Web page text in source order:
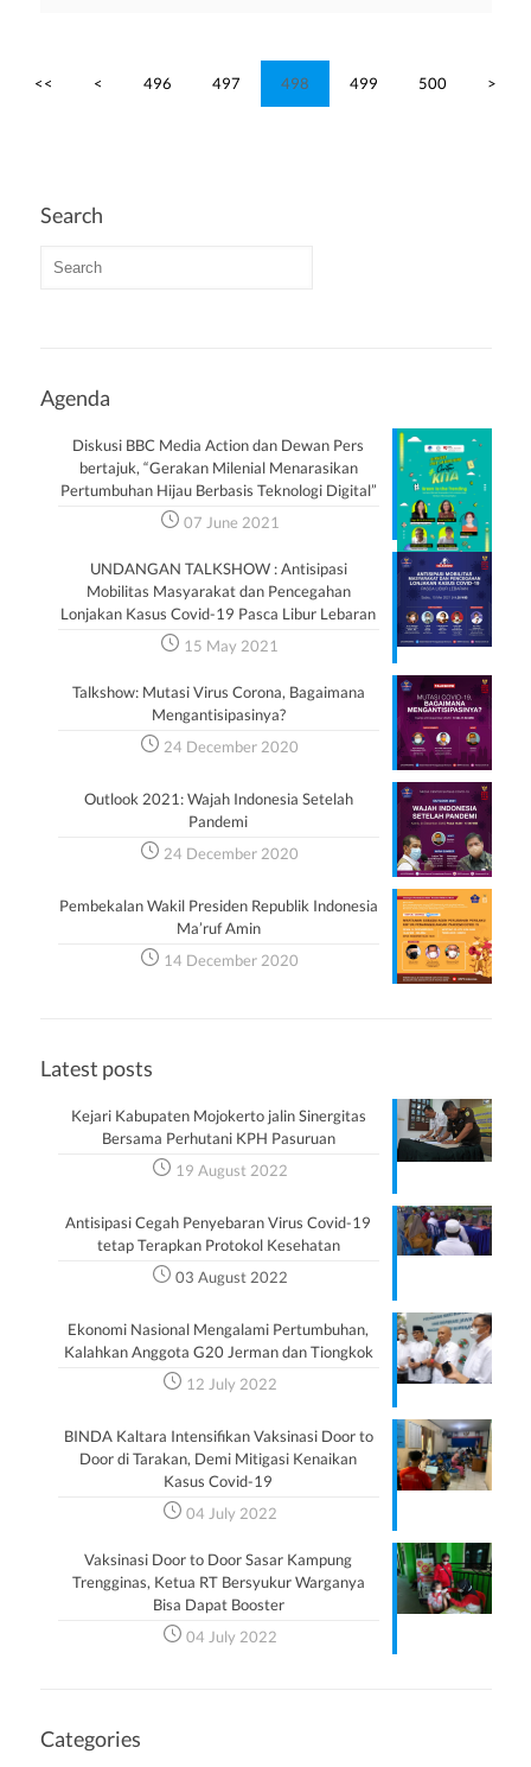
<< < 496 497 498 499 500 >
Search
Agenda
Diskusi BBC Media Action dan Dewan Pers
bertajuk, “Gerakan Milenial Menarasikan
Pertumbuhan Hijau Berbasis Teknologi Digital”
07 June 2021
UNDANGAN TALKSHOW : Antisipasi
Mobilitas Masyarakat dan Pencegahan
Lonjakan Kasus Covid-19 Pasca Libur Lebaran
15 May 2021
Talkshow: Mutasi Virus Corona, Bagaimana
Mengantisipasinya?
24 December 2020
Outlook 2021: Wajah Indonesia Setelah
Pandemi
24 December 2020
Pembekalan Wakil Presiden Republik Indonesia
Ma’ruf Amin
14 December 2020
Latest posts
Kejari Kabupaten Mojokerto jalin Sinergitas
Bersama Perhutani KPH Pasuruan
19 August 2022
Antisipasi Cegah Penyebaran Virus Covid-19
tetap Terapkan Protokol Kesehatan
03 August 2022
Ekonomi Nasional Mengalami Pertumbuhan,
Kalahkan Anggota G20 Jerman dan Tiongkok
12 July 2022
BINDA Kaltara Intensifikan Vaksinasi Door to
Door di Tarakan, Demi Mitigasi Kenaikan
Kasus Covid-19
04 July 2022
Vaksinasi Door to Door Sasar Kampung
Trengginas, Ketua RT Bersyukur Warganya
Bisa Dapat Booster
04 July 2022
Categories